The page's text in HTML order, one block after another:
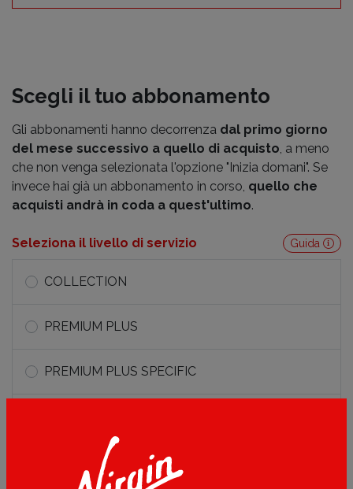
Scegli il tuo abbonamento
Gli abbonamenti hanno decorrenza dal primo giorno
del mese successivo a quello di acquisto, a meno
che non venga selezionata l'opzione "Inizia domani". Se
invece hai già un abbonamento in corso, quello che
acquisti andrà in coda a quest'ultimo.
Seleziona il livello di servizio Guida
COLLECTION
PREMIUM PLUS
PREMIUM PLUS SPECIFIC
GYM TRAINING